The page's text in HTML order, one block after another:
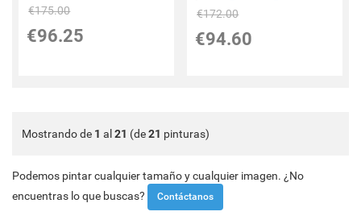
€175.00
€96.25
€172.00
€94.60
Mostrando de 1 al 21 (de21 pinturas)
Podemos pintar cualquier tamaño y cualquier imagen. ¿No
encuentras lo que buscas?
Contáctanos